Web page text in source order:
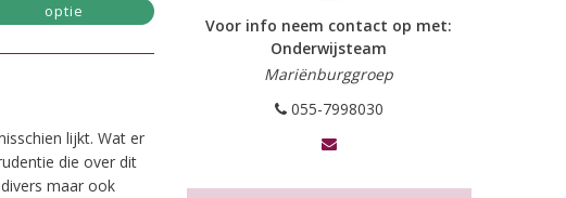
optie
lijkt. Wat er
die over dit
maar ook
Voor info neem contact op met:
Onderwijsteam
Mariënburggroep
055-7998030